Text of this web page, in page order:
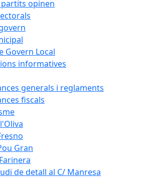
partits opinen
Govern Local
informatives
generals i reglaments
fiscals
Gran
de detall al C/ Manresa